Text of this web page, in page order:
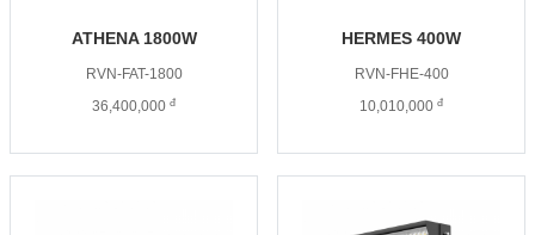
ATHENA 1800W
RVN-FAT-1800
36,400,000 đ
HERMES 400W
RVN-FHE-400
10,010,000 đ